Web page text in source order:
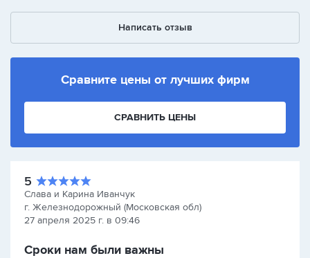
Написать отзыв
Сравните цены от лучших фирм
СРАВНИТЬ ЦЕНЫ
5
Слава и Карина Иванчук
г. Железнодорожный (Московская обл)
27 апреля 2025 г. в 09:46
Сроки нам были важны